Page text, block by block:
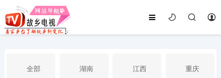
全部 湖南 江西 重庆